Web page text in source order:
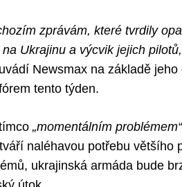
zprávám, které tvrdily
Ukrajinu a výcvik jejich
Newsmax na základě
tento týden.
„momentálním problémem“
naléhavou potřebu většího
ukrajinská armáda bude